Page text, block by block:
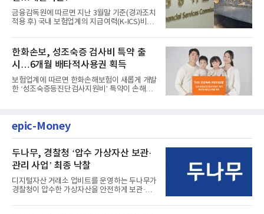
금융감독원에 따르면 지난 3월말 기준(경과조치
적용 후) 국내 보험업계의 지급여력(K-ICS)비율
한화손보, 성조숙증 검사비 특약 출
시…6개월 배타적사용권 획득
보험업계에 따르면 한화손해보험이 새롭게 개발
한 ‘성조숙증등진단검사지원비’ 특약이 손해보
epic-Money
두나무, 경찰청 ‘압수 가상자산 보관·
관리 사업’ 최종 낙찰
디지털자산 거래소 업비트를 운영하는 두나무가
경찰청이 압수한 가상자산을 안전하게 보관·관